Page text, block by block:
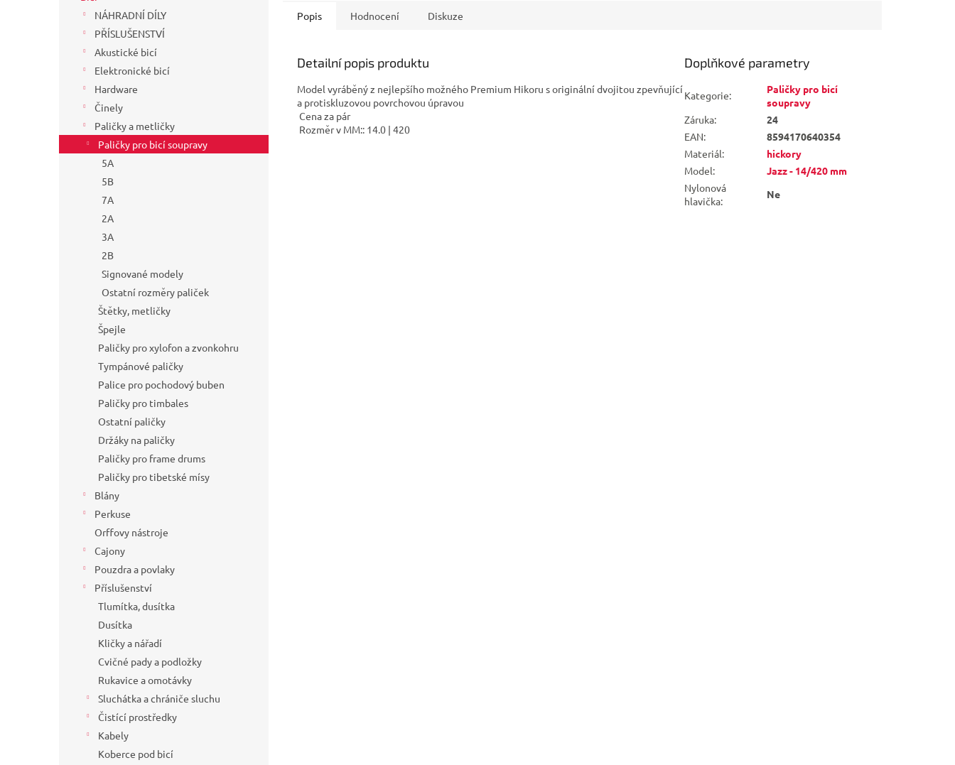
NÁHRADNÍ DÍLY
PŘÍSLUŠENSTVÍ
Akustické bicí
Elektronické bicí
Hardware
Činely
Paličky a metličky
Paličky pro bicí soupravy
5A
5B
7A
2A
3A
2B
Signované modely
Ostatní rozměry paliček
Štětky, metličky
Špejle
Paličky pro xylofon a zvonkohru
Tympánové paličky
Palice pro pochodový buben
Paličky pro timbales
Ostatní paličky
Držáky na paličky
Paličky pro frame drums
Paličky pro tibetské mísy
Blány
Perkuse
Orffovy nástroje
Cajony
Pouzdra a povlaky
Příslušenství
Tlumítka, dusítka
Dusítka
Kličky a nářadí
Cvičné pady a podložky
Rukavice a omotávky
Sluchátka a chrániče sluchu
Čistící prostředky
Kabely
Koberce pod bicí
Popis Hodnocení Diskuze
Detailní popis produktu
Model vyráběný z nejlepšího možného Premium Hikoru s originální dvojitou zpevňující
a protiskluzovou povrchovou úpravou
Cena za pár
Rozměr v MM:: 14.0 | 420
Doplňkové parametry
Kategorie:
Paličky pro bicí
soupravy
Záruka:
24
EAN:
8594170640354
Materiál:
hickory
Model:
Jazz - 14/420 mm
Nylonová
hlavička:
Ne